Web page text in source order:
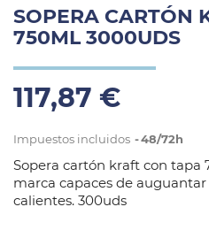
SOPERA CARTÓN
750ML 3000UDS
117,87 €
Impuestos incluidos 48/72h
Sopera cartón kraft con tapa
marca capaces de
calientes. 300uds